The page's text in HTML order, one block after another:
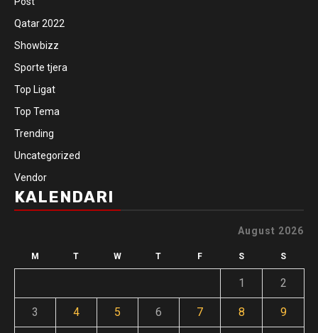
Qatar 2022
Showbizz
Sporte tjera
Top Ligat
Top Tema
Trending
Uncategorized
Vendor
KALENDARI
August 2026
M T W T F S S
1 2
3 4 5 6 7 8 9